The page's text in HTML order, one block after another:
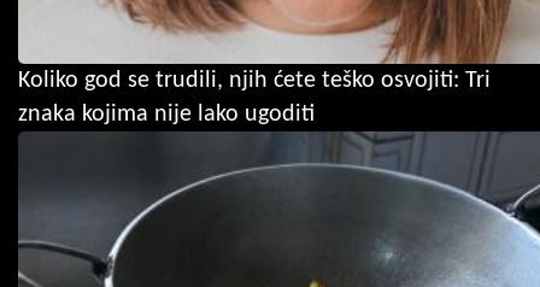
Koliko god se trudili, njih ćete teško osvojiti: Tri
znaka kojima nije lako ugoditi